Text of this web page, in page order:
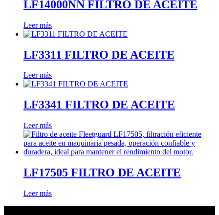
LF14000NN FILTRO DE ACEITE
Leer más
LF3311 FILTRO DE ACEITE
Leer más
LF3341 FILTRO DE ACEITE
Leer más
LF17505 FILTRO DE ACEITE
Leer más